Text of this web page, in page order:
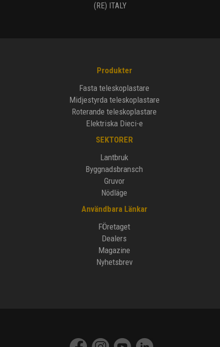
(RE) ITALY
Produkter
Fasta teleskoplastare
Midjestyrda teleskoplastare
Roterande teleskoplastare
Elektriska Dieci-e
SEKTORER
Lantbruk
Byggnadsbransch
Gruvor
Nödläge
Användbara Länkar
FÖretaget
Dealers
Magazine
Nyhetsbrev